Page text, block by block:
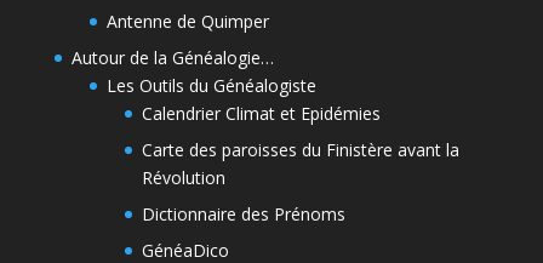
Antenne de Quimper
Autour de la Généalogie…
Les Outils du Généalogiste
Calendrier Climat et Epidémies
Carte des paroisses du Finistère avant la
Révolution
Dictionnaire des Prénoms
GénéaDico